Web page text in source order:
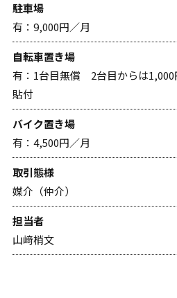
駐車場
有：9,000円／月
自転車置き場
有：1台目無償 2台目からは
貼付
バイク置き場
有：4,500円／月
取引態様
媒介（仲介）
担当者
山﨑梢文